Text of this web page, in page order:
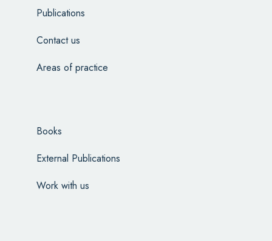
Publications
Contact us
Areas of practice
Books
External Publications
Work with us